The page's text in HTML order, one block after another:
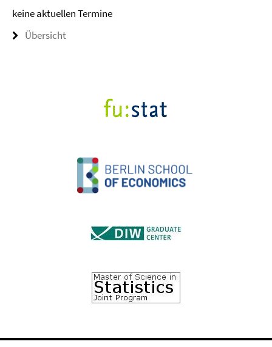
keine aktuellen Termine
Übersicht